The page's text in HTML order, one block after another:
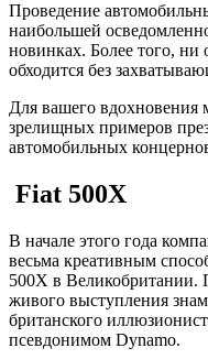
Проведение
наибольшей
новинках. Более того,
обходится без
Для вашего вдохновения
зрелищных примеров
автомобильных
Fiat 500X
В начале этого года
весьма креативным
500X в Великобритании.
живого выступления
британского
псевдонимом Dynamo.